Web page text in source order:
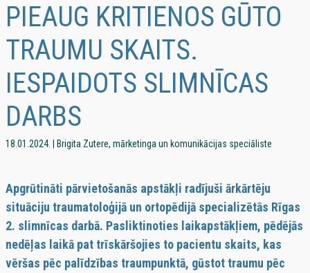
PIEAUG KRITIENOS GŪTO
TRAUMU SKAITS.
IESPAIDOTS SLIMNĪCAS
DARBS
18.01.2024. | Brigita Zutere, mārketinga un komunikācijas speciāliste
Apgrūtināti pārvietošanās apstākļi radījuši ārkārtēju
situāciju traumatoloģijā un ortopēdijā specializētās Rīgas
2. slimnīcas darbā. Pasliktinoties laikapstākļiem, pēdējās
nedēļas laikā pat trīskāršojies to pacientu skaits, kas
vēršas pēc palīdzības traumpunktā, gūstot traumu pēc